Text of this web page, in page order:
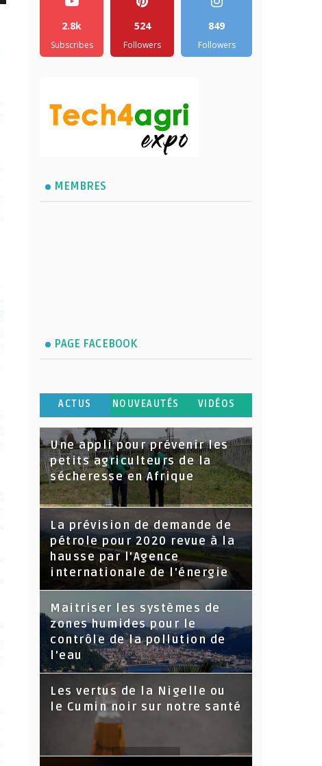
2.8k
Subscribes
524
Followers
849
Followers
MEMBRES
PAGE FACEBOOK
ACTUS NOUVEAUTÉS VIDÉOS
Une appli pour prévenir les
petits agriculteurs de la
sécheresse en Afrique
La prévision de demande de
pétrole pour 2020 revue à la
hausse par l'Agence
internationale de l'énergie
Maitriser les systèmes de
zones humides pour le
contrôle de la pollution de
l'eau
Les vertus de la Nigelle ou
le Cumin noir sur notre santé